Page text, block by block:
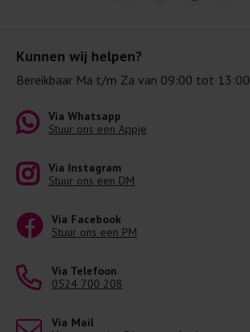
Kunnen wij helpen?
Bereikbaar Ma t/m Za van 09:00 tot 13:00
Via Whatsapp
Stuur ons een Appje
Via Instagram
Stuur ons een DM
Via Facebook
Stuur ons een PM
Via Telefoon
0524 700 208
Via Mail